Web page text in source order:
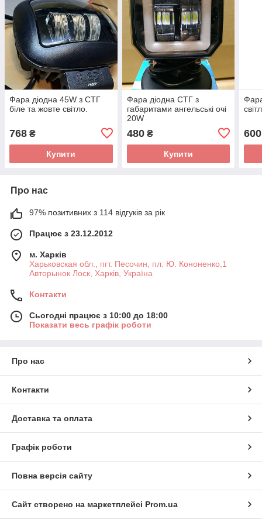
Фара діодна 45W з СТГ
біле та жовте світло.
768 ₴
Купити
Фара діодна СТГ з
габаритами ангельські очі
20W
480₴
Купити
600
Про нас
97% позитивних з 114 відгуків за рік
Працює з 23.12.2012
м. Харків
Харьковская обл., пгт. Песочин, пл. Ю. Кононенко,1
Авторынок Лоск, Харків, Україна
Контакти
Сьогодні працює з 10:00 до 18:00
Показати весь графік роботи
Про нас
Контакти
Доставка та оплата
Графік роботи
Повна версія сайту
Сайт створено на маркетплейсі Prom.ua